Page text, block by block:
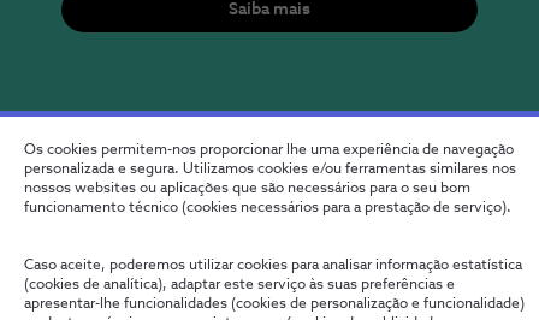
Os cookies permitem-nos proporcionar lhe uma experiência de navegação
personalizada e segura. Utilizamos cookies e/ou ferramentas similares nos
nossos websites ou aplicações que são necessários para o seu bom
funcionamento técnico (cookies necessários para a prestação de serviço).
Caso aceite, poderemos utilizar cookies para analisar informação estatística
(cookies de analítica), adaptar este serviço às suas preferências e
apresentar-lhe funcionalidades (cookies de personalização e funcionalidade)
Saiba mais
Fale connoscoPolítica de PrivacidadeConfigurar Cookies
Qualidade de Serviço
Wholesale Termos e Condições